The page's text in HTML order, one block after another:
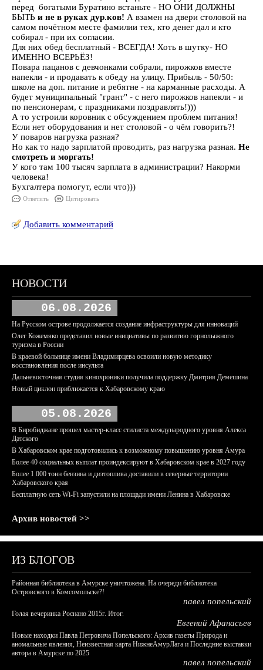
перед богатыми Буратино встаньте - НО ОНИ ДОЛЖНЫ
БЫТЬ и не в руках дур.ков! А взамен на двери столовой на
самом почётном месте фамилии тех, кто денег дал и кто
собирал - при их согласии.
Для них обед бесплатный - ВСЕГДА! Хоть в шутку- НО
ИМЕННО ВСЕРЬЁЗ!
Повара пацанов с девчонками собрали, пирожков вместе
напекли - и продавать к обеду на улицу. Прибыль - 50/50:
школе на доп. питание и ребятне - на карманные расходы. А
будет муниципальный "грант" - с него пирожков напекли - и
по пенсионерам, с праздниками поздравлять!)))
А то устроили коровник с обсуждением проблем питания!
Если нет оборудования и нет столовой - о чём говорить?!
У поваров нагрузка разная?
Но как то надо зарплатой проводить, раз нагрузка разная. Не
смотреть и моргать!
У кого там 100 тысяч зарплата в администрации? Накорми
человека!
Бухгалтера помогут, если что)))
Ответить Цитировать
Добавить комментарий
НОВОСТИ
06.08.2026
На Русском острове продолжается создание инфраструктуры для инноваций
Олег Кожемяко представил новые инициативы по развитию горнолыжного
туризма в России
В краевой больнице имени Владимирцева освоили новую методику
восстановления после инсульта
Дальневосточная студия кинохроники получила поддержку Дмитрия Демешина
Новый циклон приближается к Хабаровскому краю
05.08.2026
В Биробиджане прошел мастер-класс стилиста международного уровня Алекса
Датского
В Хабаровском крае подготовились к возможному повышению уровня Амура
Более 40 социальных выплат проиндексируют в Хабаровском крае в 2027 году
Более 1 000 тонн бензина и дизтоплива доставили в северные территории
Хабаровского края
Бесплатную сеть Wi-Fi запустили на площади имени Ленина в Хабаровске
Архив новостей >>
ИЗ БЛОГОВ
Районная библиотека в Амурске уничтожена. На очереди библиотека
Островского в Комсомольске?!
павел попельский
Голая вечеринка Роснано 2015г. Итог.
Евгений Афанасьев
Новые находки Павла Петровича Попельского: Архив газеты Природа и
аномальные явления, Неизвестная карта НижнеАмурЛага и Последние выставки
автора в Амурске по 2025
павел попельский